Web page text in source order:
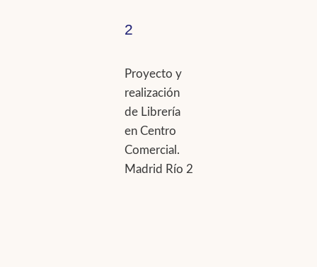
2
Proyecto y
realización
de Librería
en Centro
Comercial.
Madrid Río 2